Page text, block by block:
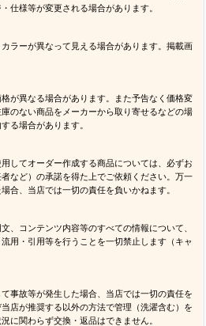
仕様等が変更される場合があります。
ラーが異なって見える場合があります。掲載画
が異なる場合があります。また予告なく価格変
のない商品をメーカーから取り寄せるなどの場
る場合があります。
してオーダー作成する商品については、必ずお
など）の承諾を得た上でご依頼ください。万一
合、当店では一切の責任を負いかねます。
、コンテンツ内容等のすべての情報について、
用・引用等を行うことを一切禁止します（キャ
事故等が発生した場合、当店では一切の責任を
店が推奨する以外の方法で管理（洗濯含む）を
に関わらず交換・返品はできません。